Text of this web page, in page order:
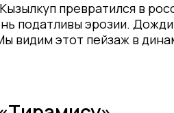
превратился в
податливы эрозии.
видим этот пейзаж в